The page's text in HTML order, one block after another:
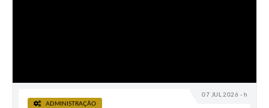
07 JUL 2026 - h
ADMINISTRAÇÃO